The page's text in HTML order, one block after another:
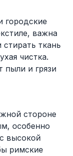
городские
важна
ткань
чистка.
пыли и грязи
стороне
особенно
высокой
римские